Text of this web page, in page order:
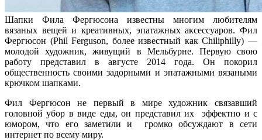
Шапки Фила Фергюсона известны многим любителям
вязаных вещей и креативных, эпатажных аксессуаров. Фил
Фергюсон (Phil Ferguson, более известный как Chiliphilly) —
молодой художник, живущий в Мельбурне. Первую свою
работу представил в августе 2014 года. Он покорил
общественность своими задорными и эпатажными вязаными
крючком шапками.
Фил Фергюсон не первый в мире художник связавший
головной убор в виде еды, он представил их эффектно и с
юмором, что его заметили и громко обсуждают в сети
интернет по всему миру.